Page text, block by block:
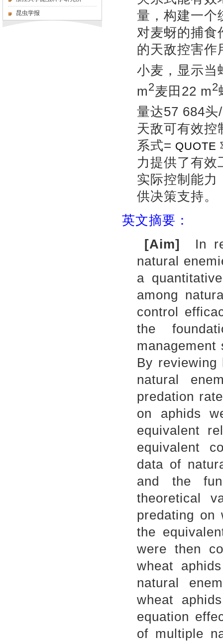
昆虫学报
量，构建一个
对麦蚜的捕食
的天敌控害作
小麦，显示当
m2麦田22 m2
量达57 684头
天敌可有效控
系式= QUOTE
力提供了有效
实际控制能力
供决策支持。
英文摘要：
[Aim] In
natural
a
among
control
the
By reviewing
natural
predation
on aphids
equivalent
equivalent
data of
and the
theoretical
predating on
the
were then
wheat
natural
wheat
equation
of multiple